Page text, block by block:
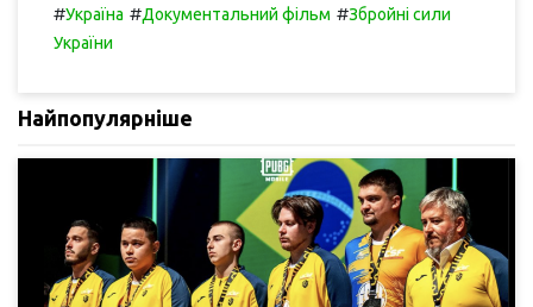
#Україна #Документальний фільм #Збройні сили
України
Найпопулярніше